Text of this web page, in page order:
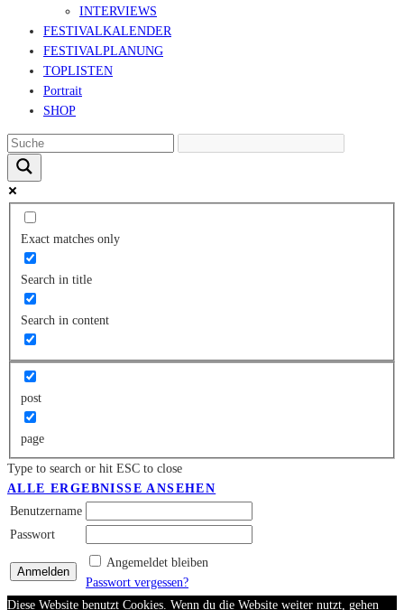
INTERVIEWS
FESTIVALKALENDER
FESTIVALPLANUNG
TOPLISTEN
Portrait
SHOP
Exact matches only
Search in title
Search in content
post
page
Type to search or hit ESC to close
ALLE ERGEBNISSE ANSEHEN
Benutzername
Passwort
Angemeldet bleiben
Passwort vergessen?
Diese Website benutzt Cookies. Wenn du die Website weiter nutzt, gehen